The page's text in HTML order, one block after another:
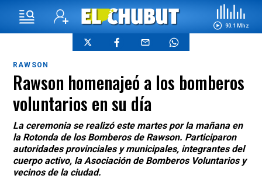
90.1 Mhz
RAWSON
Rawson homenajeó a los bomberos
voluntarios en su día
La ceremonia se realizó este martes por la mañana en
la Rotonda de los Bomberos de Rawson. Participaron
autoridades provinciales y municipales, integrantes del
cuerpo activo, la Asociación de Bomberos Voluntarios y
vecinos de la ciudad.